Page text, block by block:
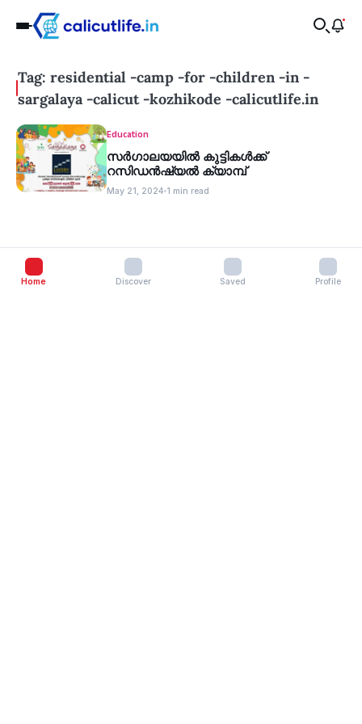
Tag: residential -camp -for -children -in -
sargalaya -calicut -kozhikode -calicutlife.in
Education
സർഗാലയയിൽ കുട്ടികൾക്ക്
റസിഡൻഷ്യൽ ക്യാമ്പ്
May 21, 2024 1 min read
Home Discover Saved Profile